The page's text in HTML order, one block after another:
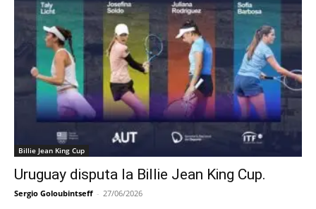
Billie Jean King Cup
Uruguay disputa la Billie Jean King Cup.
Sergio Goloubintseff - 27/06/2026